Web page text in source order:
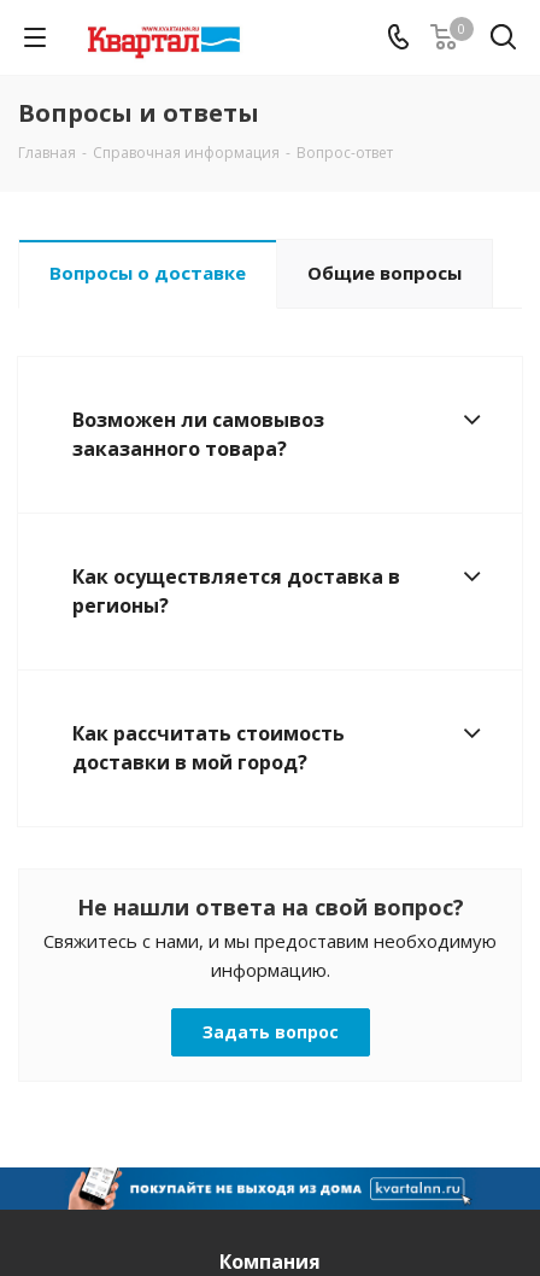
0
Вопросы и ответы
Главная - Справочная информация - Вопрос-ответ
Вопросы о доставке Общие вопросы
Возможен ли самовывоз
заказанного товара?
Как осуществляется доставка в
регионы?
Как рассчитать стоимость
доставки в мой город?
Не нашли ответа на свой вопрос?
Свяжитесь с нами, и мы предоставим необходимую
информацию.
Задать вопрос
Компания